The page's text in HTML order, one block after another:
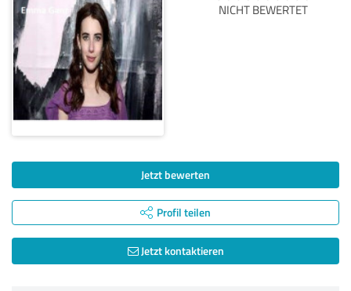
NICHT BEWERTET
Jetzt bewerten
Profil teilen
Jetzt kontaktieren